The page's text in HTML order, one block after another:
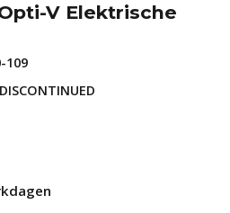
V Elektrische
109